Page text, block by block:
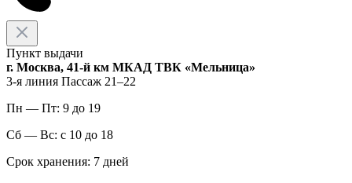
Пункт выдачи
г. Москва, 41-й км МКАД ТВК «Мельница»
3-я линия Пассаж 21–22
Пн — Пт: 9 до 19
Сб — Вс: с 10 до 18
Срок хранения: 7 дней